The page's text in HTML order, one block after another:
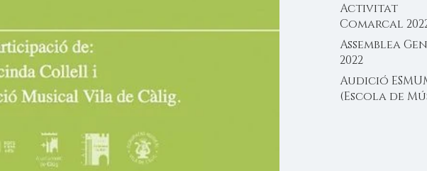
Activitat
Comarcal
Assemblea
2022
Audició
(Escola de